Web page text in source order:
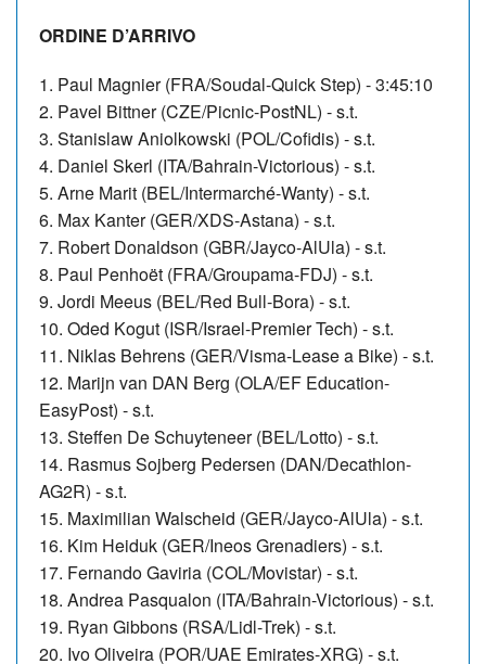
ORDINE D’ARRIVO
1. Paul Magnier (FRA/Soudal-Quick Step) - 3:45:10
2. Pavel Bittner (CZE/Picnic-PostNL) - s.t.
3. Stanislaw Aniolkowski (POL/Cofidis) - s.t.
4. Daniel Skerl (ITA/Bahrain-Victorious) - s.t.
5. Arne Marit (BEL/Intermarché-Wanty) - s.t.
6. Max Kanter (GER/XDS-Astana) - s.t.
7. Robert Donaldson (GBR/Jayco-AlUla) - s.t.
8. Paul Penhoët (FRA/Groupama-FDJ) - s.t.
9. Jordi Meeus (BEL/Red Bull-Bora) - s.t.
10. Oded Kogut (ISR/Israel-Premier Tech) - s.t.
11. Niklas Behrens (GER/Visma-Lease a Bike) - s.t.
12. Marijn van DAN Berg (OLA/EF Education-
EasyPost) - s.t.
13. Steffen De Schuyteneer (BEL/Lotto) - s.t.
14. Rasmus Sojberg Pedersen (DAN/Decathlon-
AG2R) - s.t.
15. Maximilian Walscheid (GER/Jayco-AlUla) - s.t.
16. Kim Heiduk (GER/Ineos Grenadiers) - s.t.
17. Fernando Gaviria (COL/Movistar) - s.t.
18. Andrea Pasqualon (ITA/Bahrain-Victorious) - s.t.
19. Ryan Gibbons (RSA/Lidl-Trek) - s.t.
20. Ivo Oliveira (POR/UAE Emirates-XRG) - s.t.